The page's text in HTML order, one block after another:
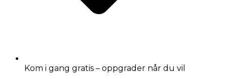
Kom i gang gratis – oppgrader når du vil